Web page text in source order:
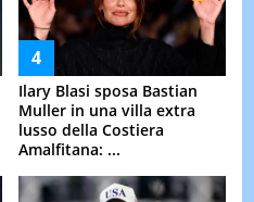
Ilary Blasi sposa Bastian
Muller in una villa extra
lusso della Costiera
Amalfitana: ...